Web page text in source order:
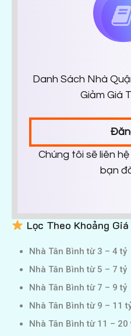
Danh Sách Nhà
Giảm Giá
Chúng tôi sẽ liên
bạn
Lọc Theo Khoảng Giá
Nhà Tân Bình từ 3 – 4 tỷ
Nhà Tân Bình từ 5 – 7 tỷ
Nhà Tân Bình từ 7 – 9 tỷ
Nhà Tân Bình từ 9 – 11
Nhà Tân Bình từ 11 – 20